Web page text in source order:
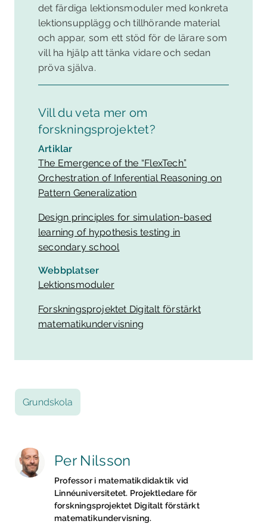
det färdiga lektionsmoduler med konkreta
lektionsupplägg och tillhörande material
och appar, som ett stöd för de lärare som
vill ha hjälp att tänka vidare och sedan
pröva själva.
Vill du veta mer om
forskningsprojektet?
Artiklar
The Emergence of the “FlexTech”
Orchestration of Inferential Reasoning on
Pattern Generalization
Design principles for simulation-based
learning of hypothesis testing in
secondary school
Webbplatser
Lektionsmoduler
Forskningsprojektet Digitalt förstärkt
matematikundervisning
Grundskola
Per Nilsson
Professor i matematikdidaktik vid
Linnéuniversitetet. Projektledare för
forskningsprojektet Digitalt förstärkt
matematikundervisning.